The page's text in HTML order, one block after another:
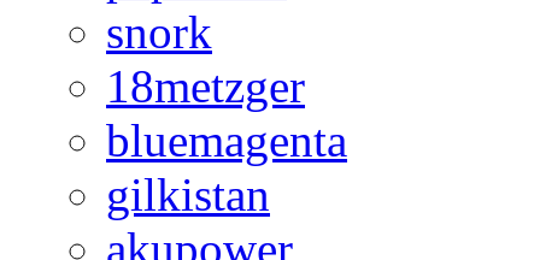
snork
18metzger
bluemagenta
gilkistan
akupower